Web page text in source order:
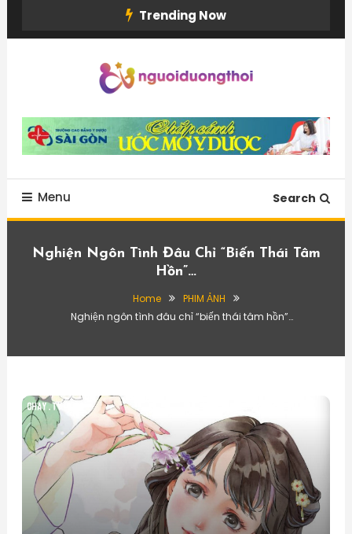
Trending Now
Menu Search
Nghiện Ngôn Tình Đâu Chỉ “biến Thái Tâm
Hồn”…
Home
PHIM ẢNH
Nghiện ngôn tình đâu chỉ “biến thái tâm hồn”…